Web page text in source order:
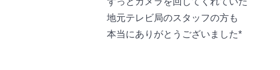
地元テレビ局のスタッフの方も
本当にありがとうございました*